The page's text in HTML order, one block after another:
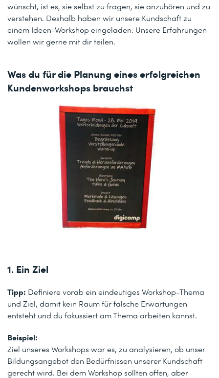
wünscht, ist es, sie selbst zu fragen, sie anzuhören und zu
verstehen. Deshalb haben wir unsere Kundschaft zu
einem Ideen-Workshop eingeladen. Unsere Erfahrungen
wollen wir gerne mit dir teilen.
Was du für die Planung eines erfolgreichen
Kundenworkshops brauchst
1. Ein Ziel
Tipp: Definiere vorab ein eindeutiges Workshop-Thema
und Ziel, damit kein Raum für falsche Erwartungen
entsteht und du fokussiert am Thema arbeiten kannst.
Beispiel:
Ziel unseres Workshops war es, zu analysieren, ob unser
Bildungsangebot den Bedürfnissen unserer Kundschaft
gerecht wird. Bei dem Workshop sollten offen, aber